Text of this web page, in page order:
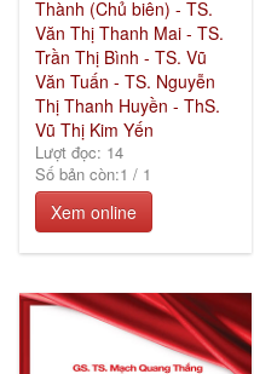
nhi
Thành (Chủ biên) - TS.
Văn Thị Thanh Mai - TS.
Trần Thị Bình - TS. Vũ
Văn Tuấn - TS. Nguyễn
Thị Thanh Huyền - ThS.
Vũ Thị Kim Yến
Lượt đọc: 14
Số bản còn:1 /1
Xem online